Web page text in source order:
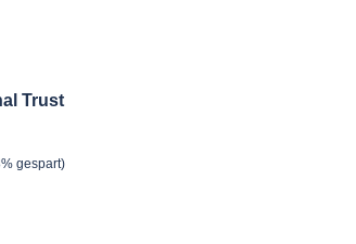
Trust
gespart)